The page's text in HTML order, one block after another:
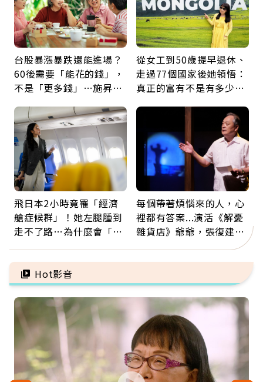
台股暴漲暴跌還能進場？
60後需要「能花的錢」，
不是「更多錢」…施昇
票
從女工到50歲提早退休、
走過77個國家後她領悟：
真正的富有不是有多少
飛日本2小時竟罹「經濟
艙症候群」！她左腿腫到
走不了路…為什麼會「靜
注意
每個帶著煩惱來的人，心
裡都有答案...演活《解憂
雜貨店》爺爺，張復建：
放下執著不是認輸，而是
善待自己
Hot影音